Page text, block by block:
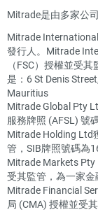
Mitrade是由多家公
Mitrade
發行人。Mitrade
（FSC）授權並受
是：6 St Denis
Mauritius
Mitrade Global Pty
服務牌照 (AFSL) 號
Mitrade Holding Ltd
管，SIB牌照號碼為
Mitrade Markets
受其監管，為一家金
Mitrade Financial
局 (CMA) 授權並受